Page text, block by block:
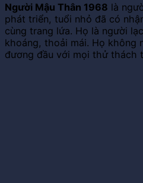
Người Mậu Thân 1968 là
phát triển, tuổi nhỏ đã có
cùng trang lứa. Họ là người
khoáng, thoải mái. Họ không
đương đầu với mọi thử thách